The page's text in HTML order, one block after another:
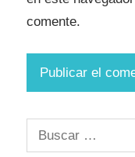
comente.
Buscar: